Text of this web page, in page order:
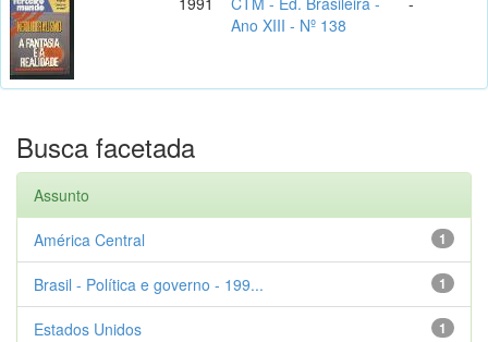
Ano XIII - Nº 138
Busca facetada
Assunto
1
América Central
1
Brasil - Política e governo - 199...
1
Estados Unidos